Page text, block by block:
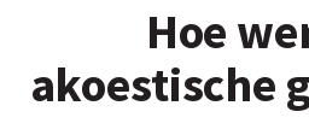
Hoe
akoestische